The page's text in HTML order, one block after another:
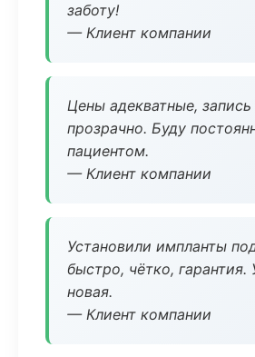
заботу!
— Клиент компании
Цены адекватные,
прозрачно. Буду
пациентом.
— Клиент компании
Установили импланты
быстро, чётко, гарантия.
новая.
— Клиент компании